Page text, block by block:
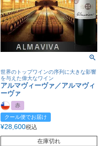
世界のトップワインの序列に大きな影響
を与えた偉大なワイン
アルマヴィーヴァ／アルマヴィ
ーヴァ
赤
クール便でお届け
¥28,600税込
在庫切れ